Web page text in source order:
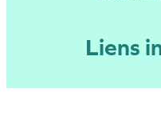
Liens